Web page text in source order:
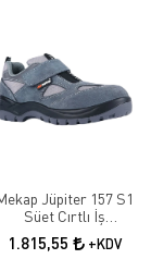
Jüpiter 157 S1
Süet Cırtlı İş
Ayakkabısı
1.815,55 +KDV